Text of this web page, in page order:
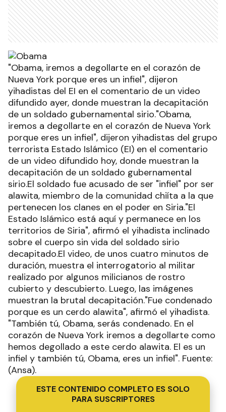
"Obama, iremos a degollarte en el corazón de
Nueva York porque eres un infiel", dijeron
yihadistas del EI en el comentario de un video
difundido ayer, donde muestran la decapitación
de un soldado gubernamental sirio."Obama,
iremos a degollarte en el corazón de Nueva York
porque eres un infiel", dijeron yihadistas del grupo
terrorista Estado Islámico (EI) en el comentario
de un video difundido hoy, donde muestran la
decapitación de un soldado gubernamental
sirio.El soldado fue acusado de ser "infiel" por ser
alawita, miembro de la comunidad chiíta a la que
pertenecen los clanes en el poder en Siria."El
Estado Islámico está aquí y permanece en los
territorios de Siria", afirmó el yihadista inclinado
sobre el cuerpo sin vida del soldado sirio
decapitado.El video, de unos cuatro minutos de
duración, muestra el interrogatorio al militar
realizado por algunos milicianos de rostro
cubierto y descubierto. Luego, las imágenes
muestran la brutal decapitación."Fue condenado
porque es un cerdo alawita", afirmó el yihadista.
"También tú, Obama, serás condenado. En el
corazón de Nueva York iremos a degollarte como
hemos degollado a este cerdo alawita. El es un
infiel y también tú, Obama, eres un infiel". Fuente:
(Ansa).
ESTE CONTENIDO COMPLETO ES SOLO
PARA SUSCRIPTORES